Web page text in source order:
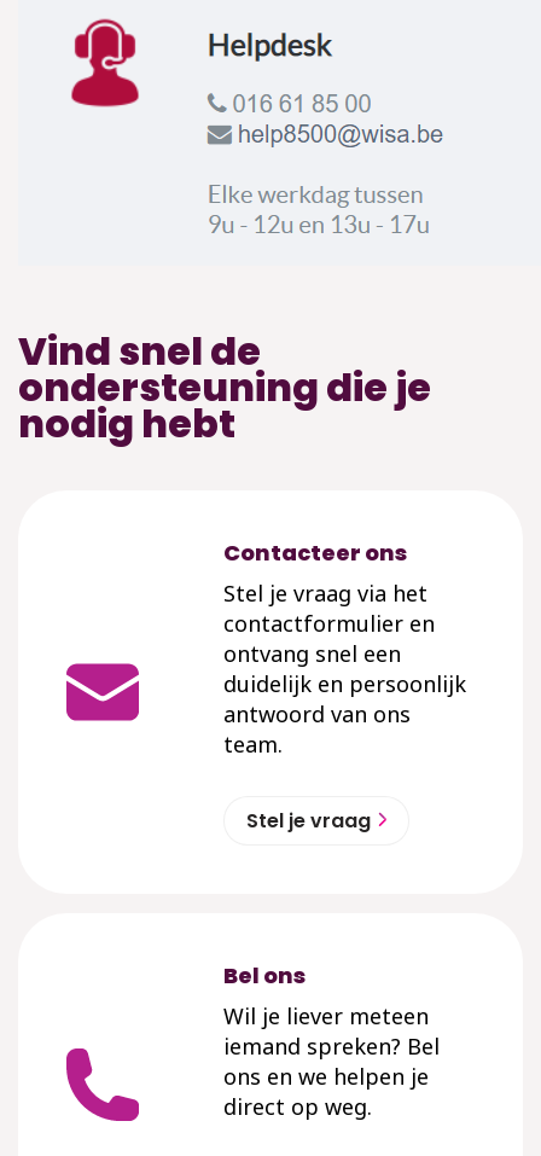
Vind snel de
ondersteuning die je
nodig hebt
Contacteer ons
Stel je vraag via het
contactformulier en
ontvang snel een
duidelijk en persoonlijk
antwoord van ons
team.
Stel je vraag
Bel ons
Wil je liever meteen
iemand spreken? Bel
ons en we helpen je
direct op weg.